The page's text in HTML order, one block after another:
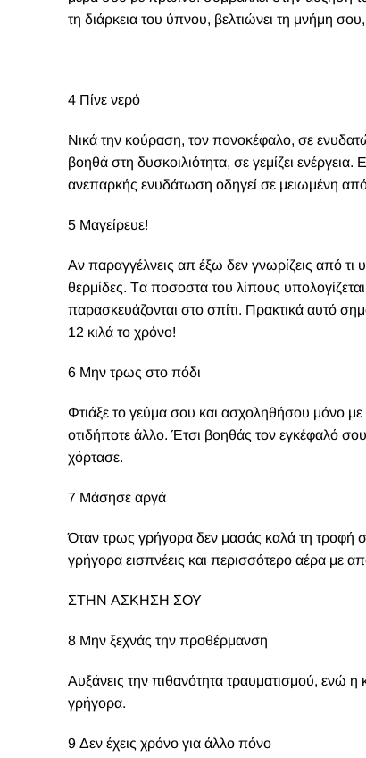
τη διάρκεια του ύπνου, βελτιώνει τη μνήμη
4 Πίνε νερό
Νικά την κούραση, τον πονοκέφαλο, σε
βοηθά στη δυσκοιλιότητα, σε γεμίζει
ανεπαρκής ενυδάτωση οδηγεί σε μειωμένη
5 Μαγείρευε!
Αν παραγγέλνεις απ έξω δεν γνωρίζεις από τι
θερμίδες. Tα ποσοστά του λίπους
παρασκευάζονται στο σπίτι. Πρακτικά αυτό
12 κιλά το χρόνο!
6 Μην τρως στο πόδι
Φτιάξε το γεύμα σου και ασχοληθήσου μόνο
οτιδήποτε άλλο. Έτσι βοηθάς τον εγκέφαλό
χόρτασε.
7 Μάσησε αργά
Όταν τρως γρήγορα δεν μασάς καλά τη τροφή
γρήγορα εισπνέεις και περισσότερο αέρα με
ΣΤΗΝ ΑΣΚΗΣΗ ΣΟΥ
8 Μην ξεχνάς την προθέρμανση
Αυξάνεις την πιθανότητα τραυματισμού, ενώ
γρήγορα.
9 Δεν έχεις χρόνο για άλλο πόνο